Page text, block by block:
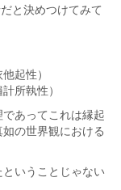
と決めつけてみて
起性）
所執性）
あってこれは縁起
の世界観における
いうことじゃない